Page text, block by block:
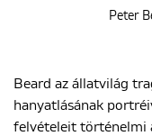
Peter
Beard az állatvilág
hanyatlásának
felvételeit történelmi